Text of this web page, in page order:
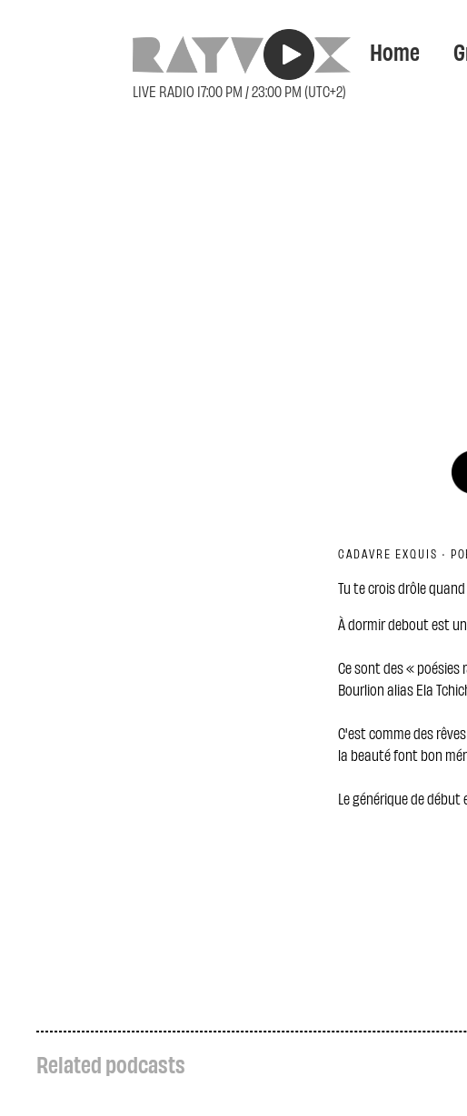
LIVE RADIO 17:00 PM / 23:00 PM (UTC+2)
Home
CADAVRE EXQUIS ·
Tu te crois drôle
À dormir debout est
Ce sont des « poésies
Bourlion alias Ela
C'est comme des
la beauté font bon
Le générique de début
Related podcasts